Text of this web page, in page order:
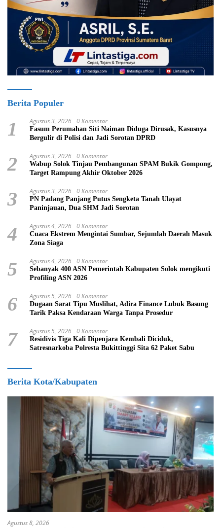
Berita Populer
1 Agustus 3, 2026 0 Komentar
Fasum Perumahan Siti Naiman Diduga Dirusak, Kasusnya
Bergulir di Polisi dan Jadi Sorotan DPRD
2 Agustus 3, 2026 0 Komentar
Wabup Solok Tinjau Pembangunan SPAM Bukik Gompong,
Target Rampung Akhir Oktober 2026
3 Agustus 3, 2026 0 Komentar
PN Padang Panjang Putus Sengketa Tanah Ulayat
Paninjauan, Dua SHM Jadi Sorotan
4 Agustus 4, 2026 0 Komentar
Cuaca Ekstrem Mengintai Sumbar, Sejumlah Daerah Masuk
Zona Siaga
5 Agustus 4, 2026 0 Komentar
Sebanyak 400 ASN Pemerintah Kabupaten Solok mengikuti
Profiling ASN 2026
6 Agustus 5, 2026 0 Komentar
Dugaan Sarat Tipu Muslihat, Adira Finance Lubuk Basung
Tarik Paksa Kendaraan Warga Tanpa Prosedur
7 Agustus 5, 2026 0 Komentar
Residivis Tiga Kali Dipenjara Kembali Diciduk,
Satresnarkoba Polresta Bukittinggi Sita 62 Paket Sabu
Berita Kota/Kabupaten
Agustus 8, 2026